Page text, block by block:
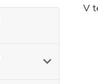
V